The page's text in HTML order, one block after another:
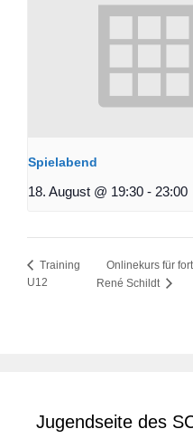
Spielabend
18. August @ 19:30 - 23:00
Training
U12
Onlinekurs für
René Schildt
Jugendseite des